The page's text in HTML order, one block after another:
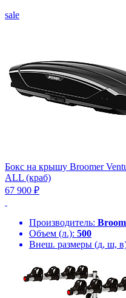
sale
Бокс на крышу Broomer
ALL (краб)
67 900 ₽
Производитель:
Объем (л.): 500
Внеш. размеры (д, ш,